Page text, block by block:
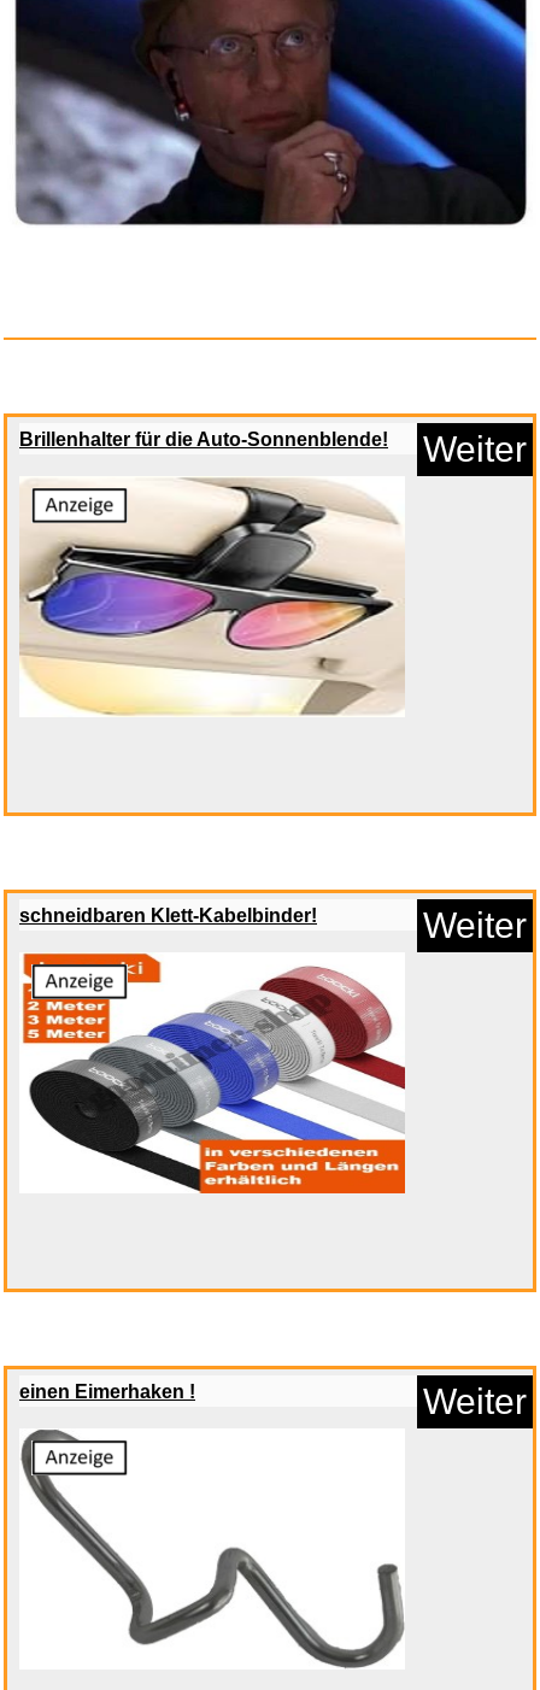
Our Common Future (Oxford
Pape...
Anzeige
Amazon Essentials Unisex
Kinde...
Alfons & Aloys Kontarsky: Reco...
Anzeige
Brillenhalter für die Auto-Sonnenblende! Weiter
schneidbaren Klett-Kabelbinder! Weiter
einen Eimerhaken ! Weiter